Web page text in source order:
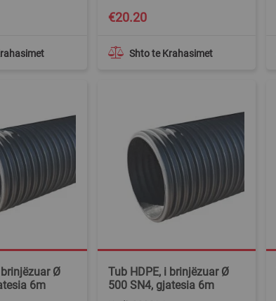
Shto te Krahasimet
€20.20
Ø
6m
Tub HDPE, i brinjëzuar Ø
500 SN4, gjatesia 6m